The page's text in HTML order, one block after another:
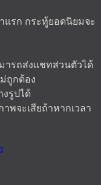
รก กระทู้ยอดนิยมจะ
ารถส่งแชทส่วนตัวได้
ถูกต้อง
รูปได้
พจะเสียถ้าหากเวลา